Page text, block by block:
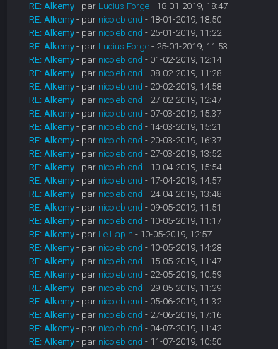
RE: Alkemy - par Lucius Forge- 18-01-2019, 18:47
RE: Alkemy - par nicoleblond - 18-01-2019, 18:50
RE: Alkemy - par nicoleblond - 25-01-2019, 11:22
RE: Alkemy - par Lucius Forge- 25-01-2019, 11:53
RE: Alkemy - par nicoleblond - 01-02-2019, 12:14
RE: Alkemy - par nicoleblond - 08-02-2019, 11:28
RE: Alkemy - par nicoleblond - 20-02-2019, 14:58
RE: Alkemy - par nicoleblond - 27-02-2019, 12:47
RE: Alkemy - par nicoleblond - 07-03-2019, 15:37
RE: Alkemy - par nicoleblond - 14-03-2019, 15:21
RE: Alkemy - par nicoleblond - 20-03-2019, 16:37
RE: Alkemy - par nicoleblond - 27-03-2019, 13:52
RE: Alkemy - par nicoleblond - 10-04-2019, 15:54
RE: Alkemy - par nicoleblond - 17-04-2019, 14:57
RE: Alkemy - par nicoleblond - 24-04-2019, 13:48
RE: Alkemy - par nicoleblond - 09-05-2019, 11:51
RE: Alkemy - par nicoleblond - 10-05-2019, 11:17
RE: Alkemy - par Le Lapin - 10-05-2019, 12:57
RE: Alkemy - par nicoleblond - 10-05-2019, 14:28
RE: Alkemy - par nicoleblond - 15-05-2019, 11:47
RE: Alkemy - par nicoleblond - 22-05-2019, 10:59
RE: Alkemy - par nicoleblond - 29-05-2019, 11:29
RE: Alkemy - par nicoleblond - 05-06-2019, 11:32
RE: Alkemy - par nicoleblond - 27-06-2019, 17:16
RE: Alkemy - par nicoleblond - 04-07-2019, 11:42
RE: Alkemy - par nicoleblond - 11-07-2019, 10:50